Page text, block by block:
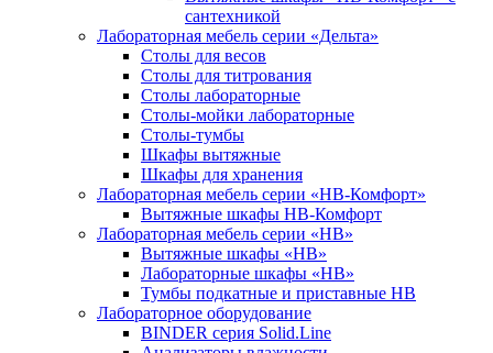
сантехникой
Лабораторная мебель серии «Дельта»
Столы для весов
Столы для титрования
Столы лабораторные
Столы-мойки лабораторные
Столы-тумбы
Шкафы вытяжные
Шкафы для хранения
Лабораторная мебель серии «НВ-Комфорт»
Вытяжные шкафы НВ-Комфорт
Лабораторная мебель серии «НВ»
Вытяжные шкафы «НВ»
Лабораторные шкафы «НВ»
Тумбы подкатные и приставные НВ
Лабораторное оборудование
BINDER серия Solid.Line